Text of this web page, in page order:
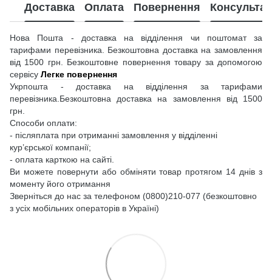
Доставка Оплата Повернення
Нова Пошта - доставка на відділення чи поштомат за
тарифами перевізника. Безкоштовна доставка на замовлення
від 1500 грн. Безкоштовне повернення товару за допомогою
сервісу Легке повернення
Укрпошта - доставка на відділення за тарифами
перевізника.Безкоштовна доставка на замовлення від 1500
грн.
Способи оплати:
- післяплата при отриманні замовлення у відділенні
кур’єрської компанії;
- оплата карткою на сайті.
Ви можете повернути або обміняти товар протягом 14 днів з
моменту його отримання
Зверніться до нас за телефоном (0800)210-077 (безкоштовно
з усіх мобільних операторів в Україні)